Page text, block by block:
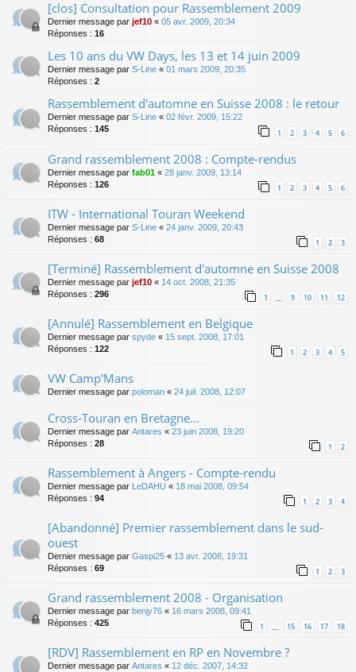
[clos] Consultation pour Rassemblement 2009
Dernier message par jef10 « 05 avr. 2009, 20:34
Réponses : 16
Les 10 ans du VW Days, les 13 et 14 juin 2009
Dernier message par S-Line « 01 mars 2009, 20:35
Réponses : 2
Rassemblement d'automne en Suisse 2008 : le retour
Dernier message par S-Line « 02 févr. 2009, 15:22
Réponses : 145 1 2 3 4 5 6
Grand rassemblement 2008 : Compte-rendus
Dernier message par fab01 « 28 janv. 2009, 13:14
Réponses : 126 1 2 3 4 5 6
ITW - International Touran Weekend
Dernier message par S-Line « 24 janv. 2009, 20:43
Réponses : 68 1 2 3
[Terminé] Rassemblement d'automne en Suisse 2008
Dernier message par jef10 « 14 oct. 2008, 21:35
Réponses : 296 1 9 10 11 12
[Annulé] Rassemblement en Belgique
Dernier message par spyde « 15 sept. 2008, 17:01
Réponses : 122 1 2 3 4 5
VW Camp'Mans
Dernier message par poloman « 24 juil. 2008, 12:07
Cross-Touran en Bretagne...
Dernier message par Antares « 23 juin 2008, 19:20
Réponses : 28 1 2
Rassemblement à Angers - Compte-rendu
Dernier message par LeDAHU « 18 mai 2008, 09:54
Réponses : 94 1 2 3 4
[Abandonné] Premier rassemblement dans le sud-
ouest
Dernier message par Gaspi25 « 13 avr. 2008, 19:31
Réponses : 69 1 2 3
Grand rassemblement 2008 - Organisation
Dernier message par benjy76 « 16 mars 2008, 09:41
Réponses : 425 1 … 15 16 17 18
[RDV] Rassemblement en RP en Novembre ?
Dernier message par Antares « 12 déc. 2007, 14:32